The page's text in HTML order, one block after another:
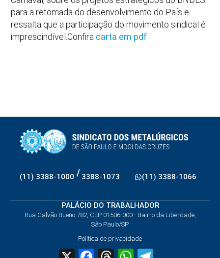
para a retomada do desenvolvimento do País e
ressalta que a participação do movimento sindical é
imprescindível.Confira carta em pdf
(11) 3388-1000 / 3388-1073 (11) 3388-1066
PALÁCIO DO TRABALHADOR
Rua Galvão Bueno 782, CEP 01506-000 - Bairro da Liberdade,
São Paulo/SP
Política de privacidade
X FacebookThreadsWhatsApp